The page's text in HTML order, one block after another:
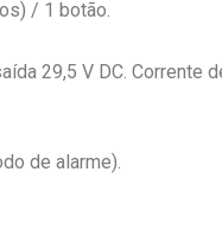
/ 1 botão.
29,5 V DC. Corrente
de alarme).